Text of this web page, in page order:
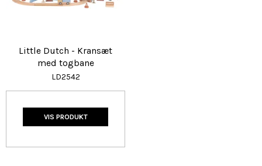
Little Dutch - Kransæt
med togbane
LD2542
VIS PRODUKT